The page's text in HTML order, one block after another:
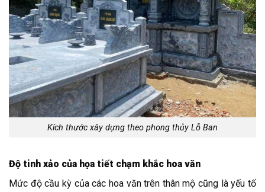
Kích thước xây dựng theo phong thủy Lỗ Ban
Độ tinh xảo của họa tiết chạm khắc hoa văn
Mức độ cầu kỳ của các hoa văn trên thân mộ cũng là yếu tố